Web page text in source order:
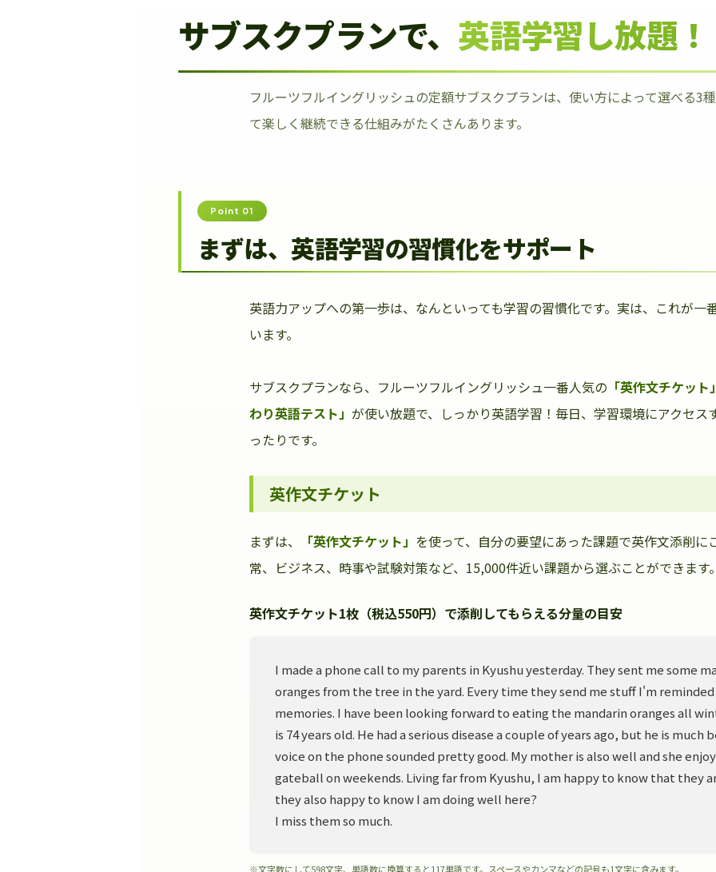
サブスクプランで、 英語学習し放題！
フルーツフルイングリッシュの定額サブスクプランは、使い方によって選べる3
て楽しく継続できる仕組みがたくさんあります。
Point 01
まずは、英語学習の習慣化をサポート
英語力アップへの第一歩は、なんといっても学習の習慣化です。実は、これが一
います。
サブスクプランなら、フルーツフルイングリッシュ一番人気の 「英作文チケット
わり英語テスト」 が使い放題で、しっかり英語学習！毎日、学習環境にアクセス
ったりです。
英作文チケット
まずは、 「英作文チケット」 を使って、自分の要望にあった課題で英作文添削に
常、ビジネス、時事や試験対策など、15,000件近い課題から選ぶことができます
英作文チケット1枚（税込550円）で添削してもらえる分量の目安
I made a phone call to my parents in Kyushu yesterday. They sent me some
oranges from the tree in the yard. Every time they send me stuff I'm
memories. I have been looking forward to eating the mandarin oranges all
is 74 years old. He had a serious disease a couple of years ago, but he is much
voice on the phone sounded pretty good. My mother is also well and she
gateball on weekends. Living far from Kyushu, I am happy to know that they
they also happy to know I am doing well here?
I miss them so much.
※文字数にして598文字、単語数に換算すると117単語です。スペースやカンマなどの記号も1文字に含みます。